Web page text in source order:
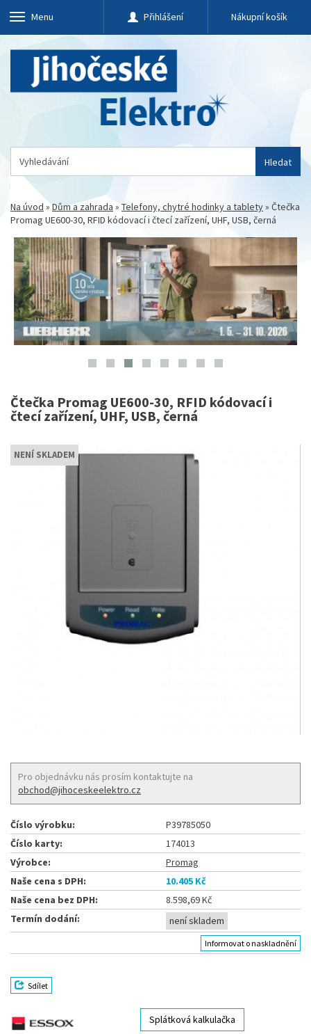
Menu Přihlášení Nákupní košík
Hledat
Na úvod »Dům a zahrada » Telefony, chytré hodinky a tablety» Čtečka
Promag UE600-30, RFID kódovací i čtecí zařízení, UHF, USB, černá
Čtečka Promag UE600-30, RFID kódovací i
čtecí zařízení, UHF, USB, černá
NENÍ SKLADEM
Pro objednávku nás prosím kontaktujte na
obchod@jihoceskeelektro.cz
Číslo výrobku:
P39785050
Číslo karty:
174013
Výrobce:
Promag
Naše cena s DPH:
10.405 Kč
Naše cena bez DPH:
8.598,69 Kč
Termín dodání:
není skladem
Informovat o naskladnění
Sdílet
Splátková kalkulačka